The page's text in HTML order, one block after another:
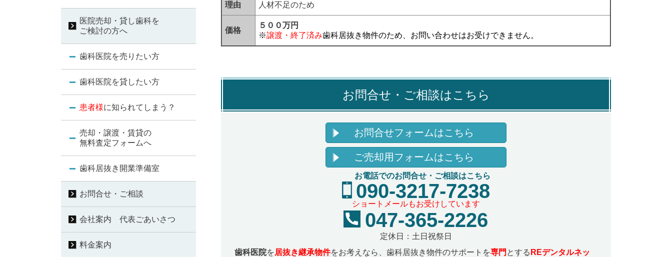
理由 人材不足のため
価格
５００万円
※譲渡・終了済み歯科居抜き物件のため、お問い合わせはお受けできません。
お問合せ・ご相談はこちら
お問合せフォームはこちら
ご売却用フォームはこちら
お電話でのお問合せ・ご相談はこちら
090-3217-7238
ショートメールもお受けしています
047-365-2226
定休日：土日祝祭日
歯科医院を居抜き継承物件をお考えなら、歯科居抜き物件のサポートを専門 とする REデンタルネッ
医院売却・貸し歯科を
ご検討の方へ
歯科医院を売りたい方
歯科医院を貸したい方
患者様に知られてしまう？
売却・譲渡・賃貸の
無料査定フォームへ
歯科居抜き開業準備室
お問合せ・ご相談
会社案内 代表ごあいさつ
料金案内